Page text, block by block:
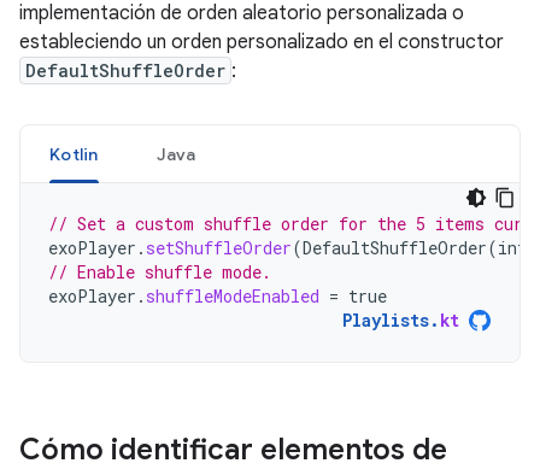
implementación de orden aleatorio personalizada o
estableciendo un orden personalizado en el constructor
DefaultShuffleOrder :
Kotlin Java
// Set a custom shuffle order for the 5 items
exoPlayer . setShuffleOrder(DefaultShuffleOrder(
// Enable shuffle mode.
exoPlayer . shuffleModeEnabled = true
Playlists. kt
Cómo identificar elementos de